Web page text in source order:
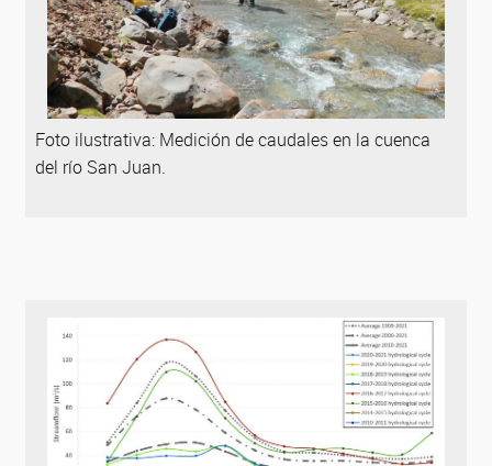
Foto ilustrativa: Medición de caudales en la cuenca
del río San Juan.